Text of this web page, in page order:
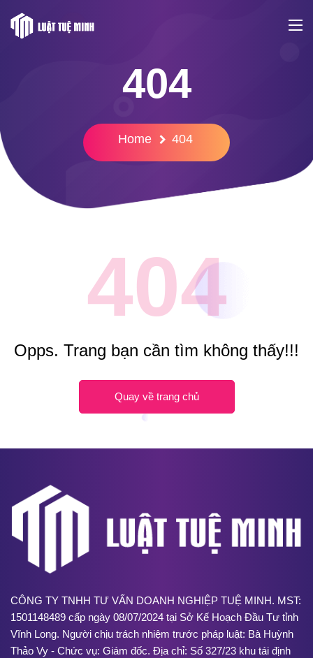
404
Home 404
404
Opps. Trang bạn cần tìm không thấy!!!
Quay về trang chủ
CÔNG TY TNHH TƯ VẤN DOANH NGHIỆP TUỆ MINH. MST:
1501148489 cấp ngày 08/07/2024 tại Sở Kế Hoạch Đầu Tư tỉnh
Vĩnh Long. Người chịu trách nhiệm trước pháp luật: Bà Huỳnh
Thảo Vy - Chức vụ: Giám đốc. Địa chỉ: Số 327/23 khu tái định